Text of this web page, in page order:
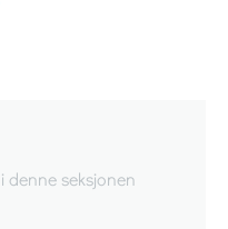
seksjonen